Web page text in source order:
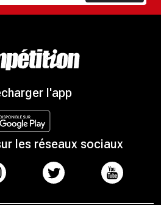
l'app
les réseaux sociaux